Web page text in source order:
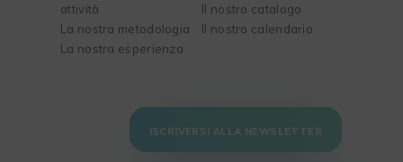
attività
La nostra metodologia
La nostra esperienza
Il nostro catalogo
Il nostro calendario
ISCRIVERSI ALLA NEWSLETTER